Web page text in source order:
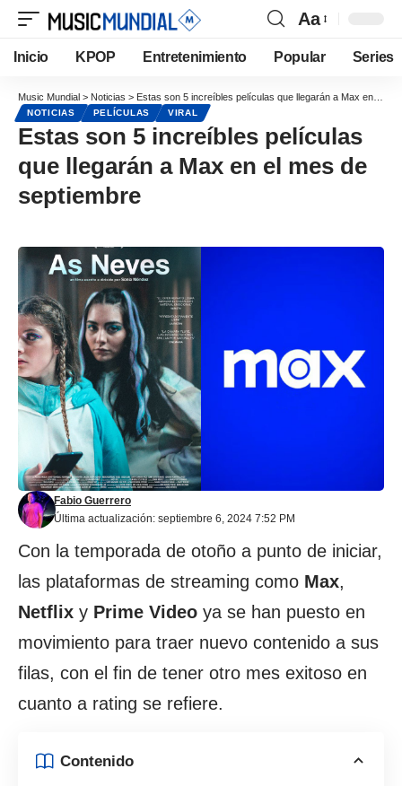
Aa
Inicio KPOP Entretenimiento Popular Series
Music Mundial > Noticias > Estas son 5 increíbles películas que llegarán a Max en el mes de septiembre
NOTICIAS PELÍCULAS VIRAL
Estas son 5 increíbles películas
que llegarán a Max en el mes de
septiembre
Última actualización: septiembre 6, 2024 7:52 PM
Fabio Guerrero
Con la temporada de otoño a punto de iniciar,
las plataformas de streaming como Max,
Netflix y Prime Video ya se han puesto en
movimiento para traer nuevo contenido a sus
filas, con el fin de tener otro mes exitoso en
cuanto a rating se refiere.
Contenido